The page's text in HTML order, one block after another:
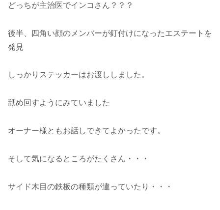
どっちが主治医でインコさん？？？
後半、四角い顔のメンバーが釘付けになったエステートを
発見
しっかりステッカーはお渡ししました。
舐め回すようにみていました
オーナー様ともお話しできてよかったです。
そして気になるところがたくさん・・・
サイド木目の鉄板の種類が違っていたり・・・